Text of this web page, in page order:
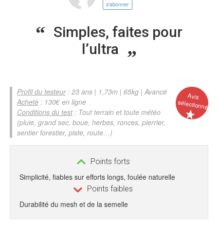
s'abonner
Simples, faites pour
l’ultra
Avis
sélectionné
Profil du testeur: 23 ans | 1,73m | 65kg | Avancé
Acheté : 130€ en ligne
Conditions du test: Tout terrain et toute météo
(pluie, grand sec, boue, herbes, ronces, pierrier,
sentier forestier, piste, route…)
Points forts
Simplicité, fiables sur efforts longs, foulée naturelle
Points faibles
Durabilité du mesh et de la semelle